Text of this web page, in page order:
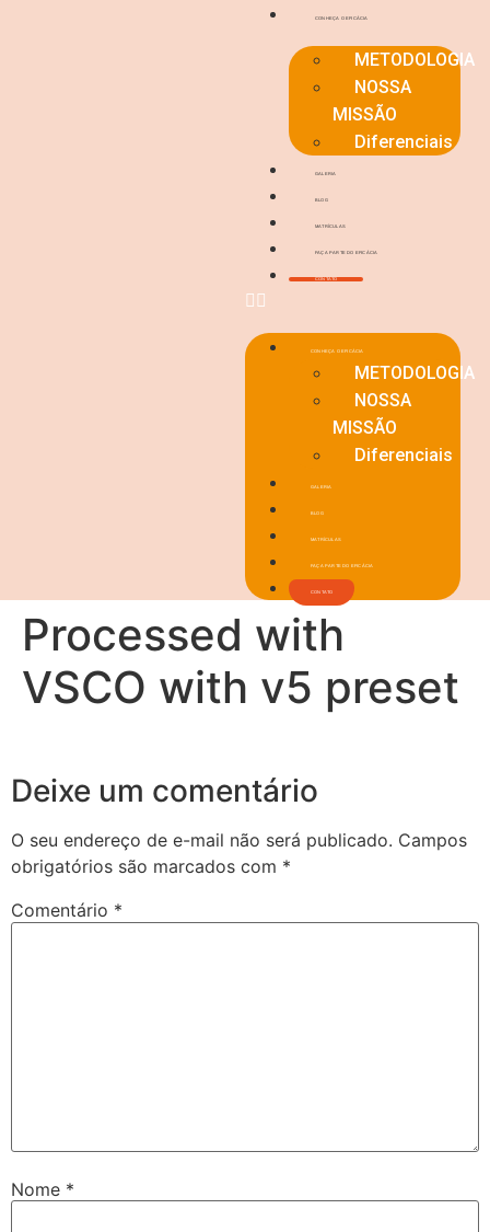
CONHEÇA O EFICÁCIA
METODOLOGIA
NOSSA
MISSÃO
Diferenciais
GALERIA
BLOG
MATRÍCULAS
FAÇA PARTE DO EFICÁCIA
CONTATO
CONHEÇA O EFICÁCIA
METODOLOGIA
NOSSA
MISSÃO
Diferenciais
GALERIA
BLOG
MATRÍCULAS
FAÇA PARTE DO EFICÁCIA
CONTATO
Processed with
VSCO with v5 preset
Deixe um comentário
O seu endereço de e-mail não será publicado. Campos
obrigatórios são marcados com *
Comentário *
Nome *